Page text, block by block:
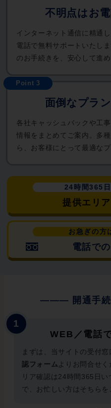
不明点はお
インターネット通信に精通
電話で無料サポートいたし
のお手続きを、安心して進め
面倒なプラ
各社キャッシュバックや工
情報をまとめてご案内。多
ら、お客様にとって最適な
24時間365
提供エリ
お急ぎの方
電話で
WEB／電話
まずは、当サイトの受付窓
認フォームよりお問合せ
リア確認は24時間365日
で、お忙しい方はそちらを